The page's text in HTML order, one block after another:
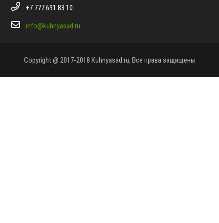
+7 777 691 83 10
info@kuhnyasad.ru
Copyright @ 2017-2018 Kuhnyasad.ru, Все права защищены